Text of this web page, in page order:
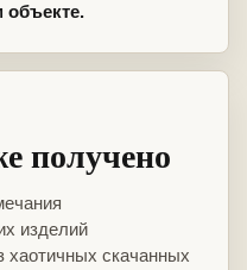
объекте.
получено
изделий
хаотичных скачанных